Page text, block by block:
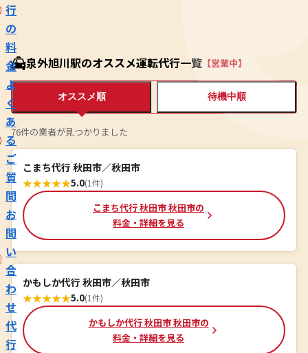
行
の
料
金
よ
く
あ
る
ご
質
問
お
問
い
合
わ
せ
代
行
泉外旭川駅のオススメ運転代行一覧 【営業中】
オススメ順 待機中順
76件の業者が見つかりました
こまち代行 秋田市／秋田市
★★★★★5.0(1件)
こまち代行 秋田市 秋田市の
料金・詳細を見る
かもしか代行 秋田市／秋田市
★★★★★5.0(1件)
かもしか代行 秋田市 秋田市の
料金・詳細を見る